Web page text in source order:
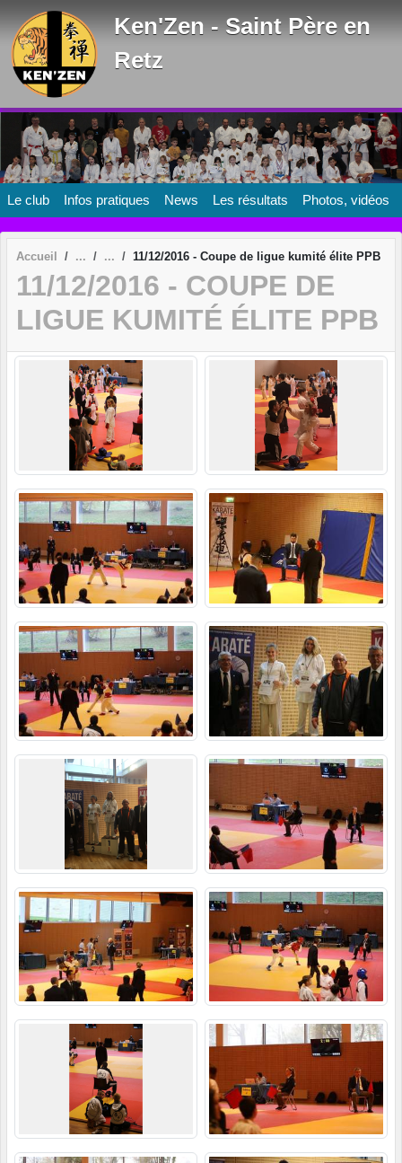
Ken'Zen - Saint Père en
Retz
Le club Infos pratiques News Les résultats Photos, vidéos
Accueil 11/12/2016 - Coupe de ligue kumité élite PPB
11/12/2016 - COUPE DE
LIGUE KUMITÉ ÉLITE PPB
Panneau de gestion des cookies